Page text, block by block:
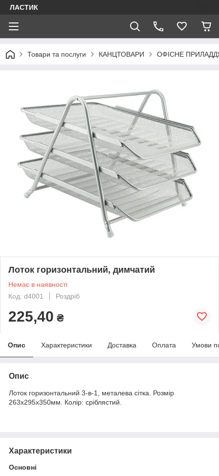
ЛАСТИК
Товари та послуги КАНЦТОВАРИ ОФІСНЕ
Лоток горизонтальний, димчатий
Немає в наявності
Код: d4001
Роздріб
225,40 ₴
Опис Характеристики Доставка Оплата Умови
Опис
Лоток горизонтальний 3-в-1, металева сітка. Розмір
263x295x350мм. Колір: сріблястий.
Характеристики
Основні